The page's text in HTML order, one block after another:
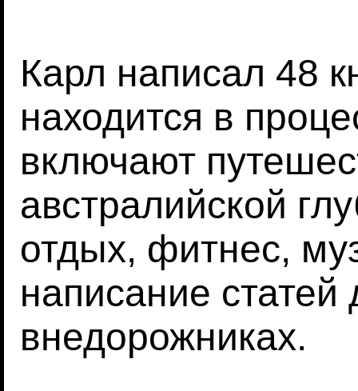
Карл написал 48
находится в
включают
австралийской
отдых, фитнес,
написание
внедорожниках.